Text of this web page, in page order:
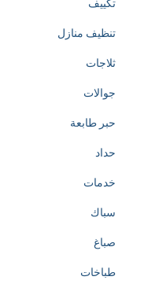
e
d
o
h
e
c
e
تكييف
تنظيف منازل
ثلاجات
جوالات
حبر طابعة
حداد
خدمات
سباك
صباغ
طباخات